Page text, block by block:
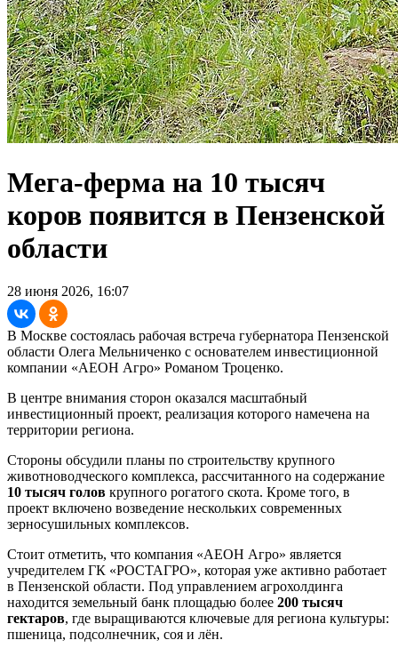
Мега-ферма на 10 тысяч
коров появится в Пензенской
области
28 июня 2026, 16:07
В Москве состоялась рабочая встреча губернатора Пензенской
области Олега Мельниченко с основателем инвестиционной
компании «АЕОН Агро» Романом Троценко.
В центре внимания сторон оказался масштабный
инвестиционный проект, реализация которого намечена на
территории региона.
Стороны обсудили планы по строительству крупного
животноводческого комплекса, рассчитанного на содержание
10 тысяч голов крупного рогатого скота. Кроме того, в
проект включено возведение нескольких современных
зерносушильных комплексов.
Стоит отметить, что компания «АЕОН Агро» является
учредителем ГК «РОСТАГРО», которая уже активно работает
в Пензенской области. Под управлением агрохолдинга
находится земельный банк площадью более 200 тысяч
гектаров, где выращиваются ключевые для региона культуры:
пшеница, подсолнечник, соя и лён.